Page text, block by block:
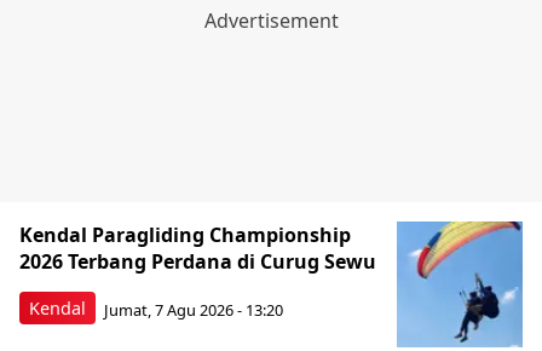
Kendal
Kendal Paragliding Championship
2026 Terbang Perdana di Curug Sewu
Jumat, 7 Agu 2026 - 13:20